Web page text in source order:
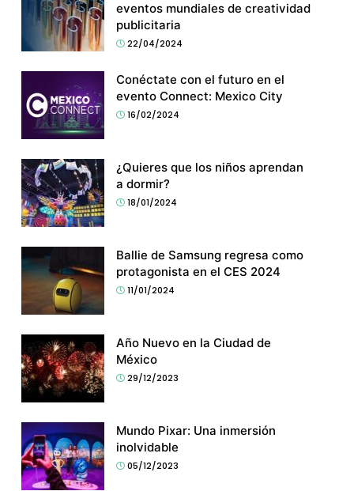
eventos mundiales de creatividad
publicitaria
22/04/2024
Conéctate con el futuro en el
evento Connect: Mexico City
16/02/2024
¿Quieres que los niños aprendan
a dormir?
18/01/2024
Ballie de Samsung regresa como
protagonista en el CES 2024
11/01/2024
Año Nuevo en la Ciudad de
México
29/12/2023
Mundo Pixar: Una inmersión
inolvidable
05/12/2023